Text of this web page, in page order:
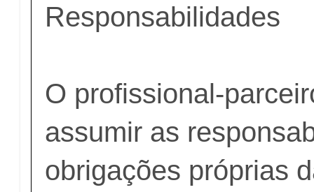
Responsabilidades
O profissional-
assumir as
obrigações próprias